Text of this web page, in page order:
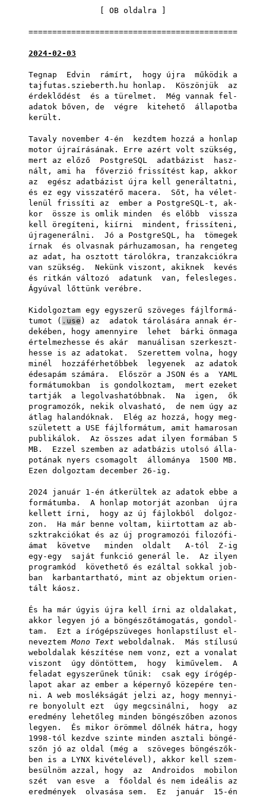
OB oldalra
============================================
2024-02-03
Tegnap Edvin rámírt, hogy újra működik a
tajfutas.szieberth.hu honlap. Köszönjük az
érdeklődést és a türelmet. Még vannak fel-
adatok bőven, de végre kitehető állapotba
került.
Tavaly november 4-én kezdtem hozzá a honlap
motor újraírásának. Erre azért volt szükség,
mert az előző PostgreSQL adatbázist hasz-
nált, ami ha főverzió frissítést kap, akkor
az egész adatbázist újra kell generáltatni,
és ez egy visszatérő macera. Sőt, ha vélet-
lenül frissíti az ember a PostgreSQL-t, ak-
kor össze is omlik minden és előbb vissza
kell öregíteni, kiírni mindent, frissíteni,
újragenerálni. Jó a PostgreSQL, ha tömegek
írnak és olvasnak párhuzamosan, ha rengeteg
az adat, ha osztott tárolókra, tranzakciókra
van szükség. Nekünk viszont, akiknek kevés
és ritkán változó adatunk van, felesleges.
Ágyúval lőttünk verébre.
Kidolgoztam egy egyszerű szöveges fájlformá-
tumot ( .use ) az adatok tárolására annak ér-
dekében, hogy amennyire lehet bárki önmaga
értelmezhesse és akár manuálisan szerkeszt-
hesse is az adatokat. Szerettem volna, hogy
minél hozzáférhetőbbek legyenek az adatok
édesapám számára. Először a JSON és a YAML
formátumokban is gondolkoztam, mert ezeket
tartják a legolvashatóbbnak. Na igen, ők
programozók, nekik olvasható, de nem úgy az
átlag halandóknak. Elég az hozzá, hogy meg-
született a USE fájlformátum, amit hamarosan
publikálok. Az összes adat ilyen formában 5
MB. Ezzel szemben az adatbázis utolsó álla-
potának nyers csomagolt állománya 1500 MB.
Ezen dolgoztam december 26-ig.
2024 január 1-én átkerültek az adatok ebbe a
formátumba. A honlap motorját azonban újra
kellett írni, hogy az új fájlokból dolgoz-
zon. Ha már benne voltam, kiirtottam az ab-
szktrakciókat és az új programozói filozófi-
ámat követve minden oldalt A-tól Z-ig
egy-egy saját funkció generál le. Az ilyen
programkód követhető és ezáltal sokkal job-
ban karbantartható, mint az objektum orien-
tált káosz.
És ha már úgyis újra kell írni az oldalakat,
akkor legyen jó a böngészőtámogatás, gondol-
tam. Ezt a írógépszüveges honlapstílust el-
neveztemMono Text weboldalnak. Más stílusú
weboldalak készítése nem vonz, ezt a vonalat
viszont úgy döntöttem, hogy kiművelem. A
feladat egyszerűnek tűnik: csak egy írógép-
lapot akar az ember a képernyő közepére ten-
ni. A web moslékságát jelzi az, hogy mennyi-
re bonyolult ezt úgy megcsinálni, hogy az
eredmény lehetőleg minden böngészőben azonos
legyen. És mikor örömmel dőlnék hátra, hogy
1998-tól kezdve szinte minden asztali böngé-
szőn jó az oldal (még a szöveges böngészők-
ben is a LYNX kivételével), akkor kell szem-
besülnöm azzal, hogy az Androidos mobilon
szét van esve a főoldal és nem ideális az
eredmények olvasása sem. Ez január 15-én